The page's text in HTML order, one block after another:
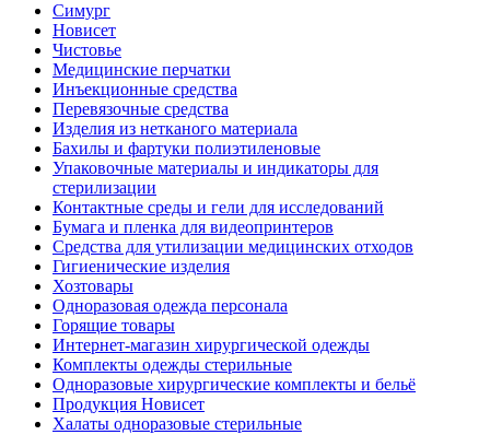
Симург
Новисет
Чистовье
Медицинские перчатки
Инъекционные средства
Перевязочные средства
Изделия из нетканого материала
Бахилы и фартуки полиэтиленовые
Упаковочные материалы и индикаторы для
стерилизации
Контактные среды и гели для исследований
Бумага и пленка для видеопринтеров
Средства для утилизации медицинских отходов
Гигиенические изделия
Хозтовары
Одноразовая одежда персонала
Горящие товары
Интернет-магазин хирургической одежды
Комплекты одежды стерильные
Одноразовые хирургические комплекты и бельё
Продукция Новисет
Халаты одноразовые стерильные